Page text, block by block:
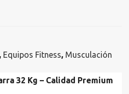
, Equipos Fitness, Musculación
32 Kg – Calidad Premium